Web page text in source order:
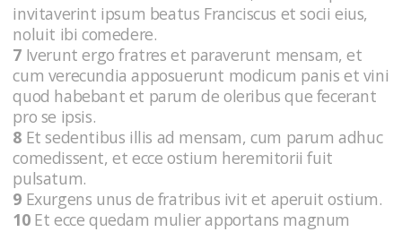
invitaverint ipsum beatus Franciscus et socii eius,
noluit ibi comedere.
7 Iverunt ergo fratres et paraverunt mensam, et
cum verecundia apposuerunt modicum panis et vini
quod habebant et parum de oleribus que fecerant
pro se ipsis.
8 Et sedentibus illis ad mensam, cum parum adhuc
comedissent, et ecce ostium heremitorii fuit
pulsatum.
9 Exurgens unus de fratribus ivit et aperuit ostium.
10Et ecce quedam mulier apportans magnum